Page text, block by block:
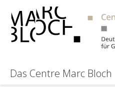
Das Centre Marc Bloch